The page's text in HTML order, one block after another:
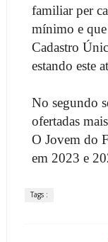
familiar per
mínimo e
Cadastro
estando este
No segundo
ofertadas
O Jovem do
em 2023 e
Tags :